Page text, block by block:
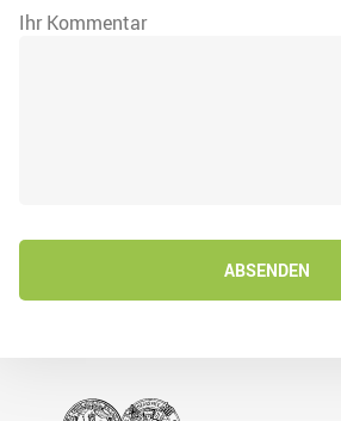
Ihr Kommentar
ABSENDEN